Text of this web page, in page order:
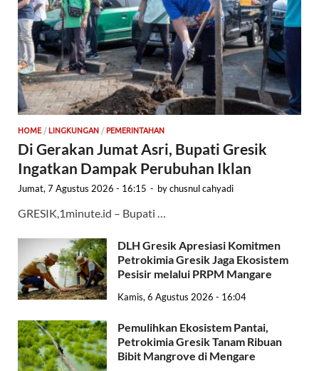
HOME / LINGKUNGAN / PEMERINTAHAN
Di Gerakan Jumat Asri, Bupati Gresik
Ingatkan Dampak Perubuhan Iklan
Jumat, 7 Agustus 2026 - 16:15 - bychusnul cahyadi
GRESIK,1minute.id – Bupati …
DLH Gresik Apresiasi Komitmen
Petrokimia Gresik Jaga Ekosistem
Pesisir melalui PRPM Mangare
Kamis, 6 Agustus 2026 - 16:04
Pemulihkan Ekosistem Pantai,
Petrokimia Gresik Tanam Ribuan
Bibit Mangrove di Mengare